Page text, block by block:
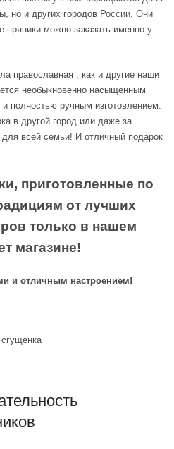
но и других городов России. Они
пряники можно заказать именно у
православная , как и другие наши
необыкновенно насыщенным
полностью ручным изготовлением.
в другой город или даже за
всей семьи! И отличный подарок
приготовленные по
от лучших
только в нашем
магазине!
и отличным настроением!